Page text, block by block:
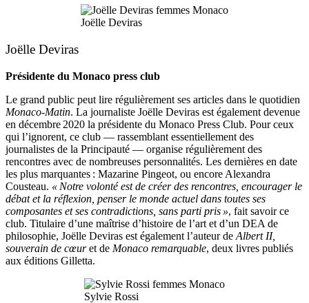
Joëlle Deviras
Joëlle Deviras
Présidente du Monaco press club
Le grand public peut lire régulièrement ses articles dans le quotidien
Monaco-Matin. La journaliste Joëlle Deviras est également devenue
en décembre 2020 la présidente du Monaco Press Club. Pour ceux
qui l’ignorent, ce club — rassemblant essentiellement des
journalistes de la Principauté — organise régulièrement des
rencontres avec de nombreuses personnalités. Les dernières en date
les plus marquantes : Mazarine Pingeot, ou encore Alexandra
Cousteau. « Notre volonté est de créer des rencontres, encourager le
débat et la réflexion, penser le monde actuel dans toutes ses
composantes et ses contradictions, sans parti pris », fait savoir ce
club. Titulaire d’une maîtrise d’histoire de l’art et d’un DEA de
philosophie, Joëlle Deviras est également l’auteur de Albert II,
souverain de cœuret de Monaco remarquable, deux livres publiés
aux éditions Gilletta.
Sylvie Rossi